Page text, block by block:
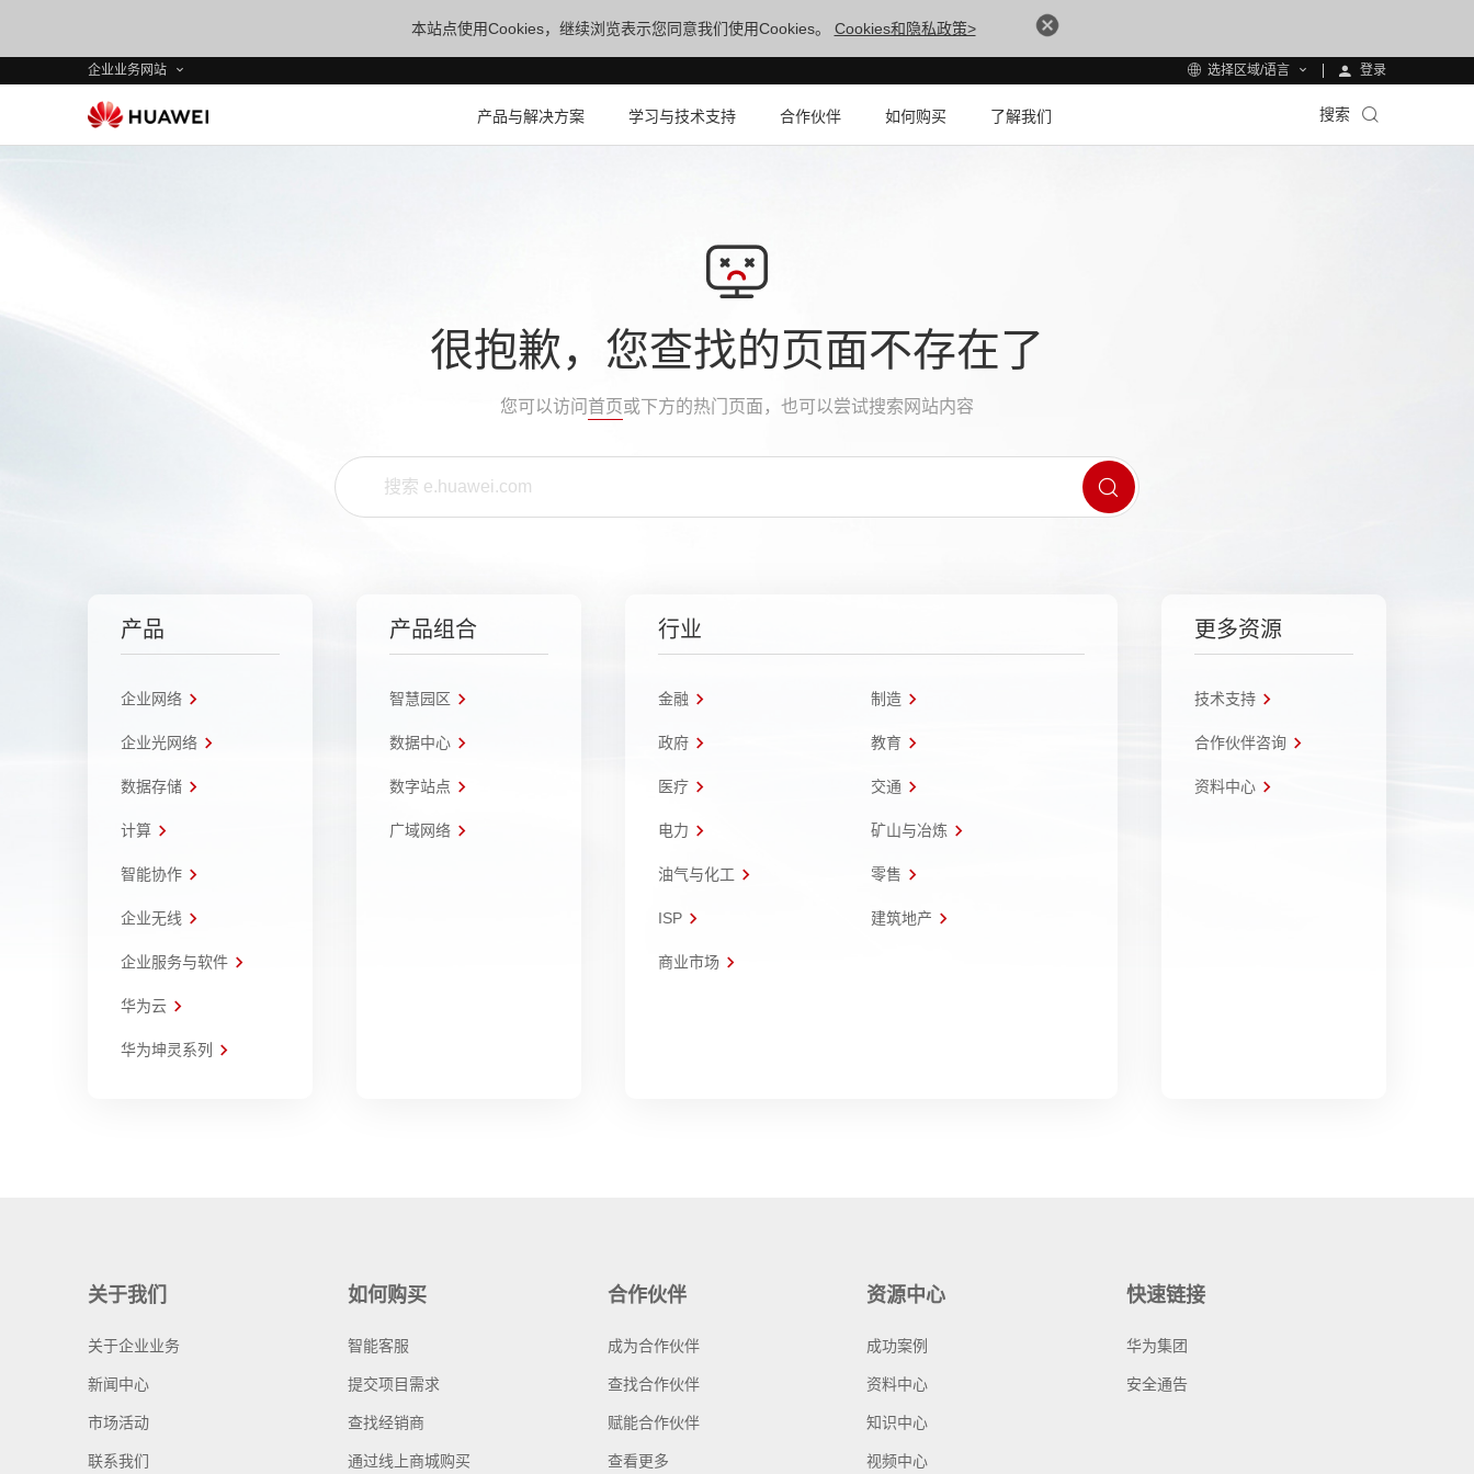
本站点使用Cookies，继续浏览表示您同意我们使用Cookies。 Cookies和隐私政策>
企业业务网站 选择区域/语言 登录
产品与解决方案 学习与技术支持 合作伙伴 如何购买 了解我们 搜索
很抱歉，您查找的页面不存在了
您可以访问 首页或下方的热门页面，也可以尝试搜索网站内容
产品
企业网络
企业光网络
数据存储
计算
智能协作
企业无线
企业服务与软件
华为云
华为坤灵系列
产品组合
智慧园区
数据中心
数字站点
广域网络
行业
金融 制造
政府 教育
医疗 交通
电力 矿山与冶炼
油气与化工 零售
ISP 建筑地产
商业市场
更多资源
技术支持
合作伙伴咨询
资料中心
关于我们
关于企业业务
新闻中心
市场活动
联系我们
如何购买
智能客服
提交项目需求
查找经销商
通过线上商城购买
合作伙伴
成为合作伙伴
查找合作伙伴
赋能合作伙伴
查看更多
资源中心
成功案例
资料中心
知识中心
视频中心
快速链接
华为集团
安全通告